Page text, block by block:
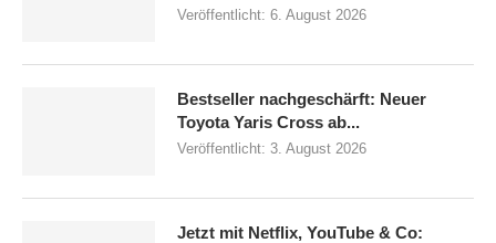
Veröffentlicht: 6. August 2026
Bestseller nachgeschärft: Neuer
Toyota Yaris Cross ab...
Veröffentlicht: 3. August 2026
Jetzt mit Netflix, YouTube & Co: